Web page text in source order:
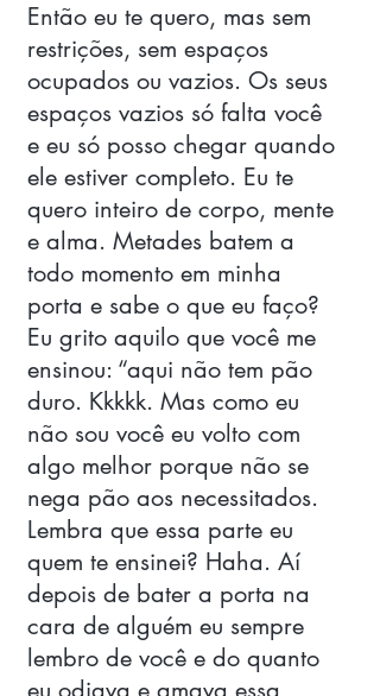
Então eu te quero, mas sem
restrições, sem espaços
ocupados ou vazios. Os seus
espaços vazios só falta você
e eu só posso chegar quando
ele estiver completo. Eu te
quero inteiro de corpo, mente
e alma. Metades batem a
todo momento em minha
porta e sabe o que eu faço?
Eu grito aquilo que você me
ensinou: “aqui não tem pão
duro. Kkkkk. Mas como eu
não sou você eu volto com
algo melhor porque não se
nega pão aos necessitados.
Lembra que essa parte eu
quem te ensinei? Haha. Aí
depois de bater a porta na
cara de alguém eu sempre
lembro de você e do quanto